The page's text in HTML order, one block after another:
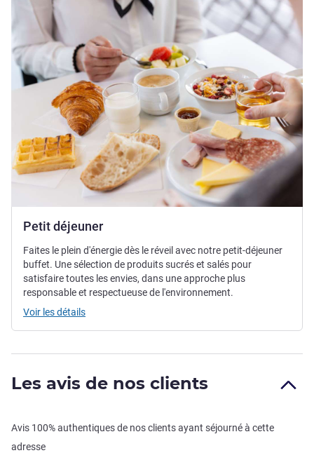
Petit déjeuner
Faites le plein d'énergie dès le réveil avec notre petit-déjeuner
buffet. Une sélection de produits sucrés et salés pour
satisfaire toutes les envies, dans une approche plus
responsable et respectueuse de l'environnement.
Voir les détails
Les avis de nos clients
Avis 100% authentiques de nos clients ayant séjourné à cette
adresse